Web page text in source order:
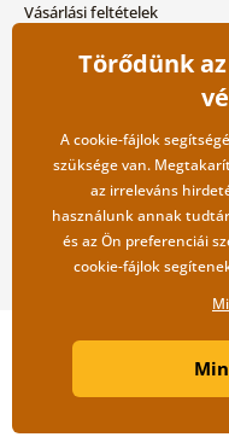
Vásárlási feltételek
Szállítási és fizetési módok
Törődünk
A cookie-fájlok
szüksége van.
az irreleváns
használunk annak
és az Ön preferenciái
cookie-fájlok